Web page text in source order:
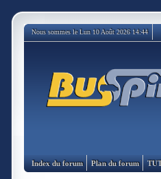
Nous sommes le Lun 10 Août 2026 14:44
Index du forum Plan du forum